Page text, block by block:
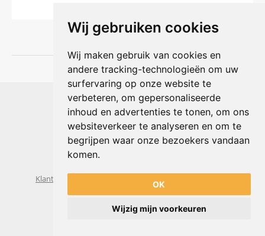
Wij gebruiken cookies
Wij maken gebruik van cookies en
andere tracking-technologieën om uw
surfervaring op onze website te
verbeteren, om gepersonaliseerde
inhoud en advertenties te tonen, om ons
websiteverkeer te analyseren en om te
begrijpen waar onze bezoekers vandaan
komen.
OK
Wijzig mijn voorkeuren
Shophouse online
Max Planckstraat 4
6716 BE Ede, Nederland
Telefoon:+31(0)318 618 121
E-mail: info@shophouse.nl
Geopend: ma t/m vr 09:00-17:00 uur
Klantenservice
Algemene voorwaarden
Powered by nopCommerce